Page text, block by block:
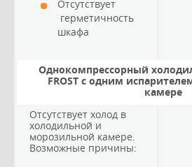
Отсутствует
герметичность
шкафа
Однокомпрессорный
FROST с одним
камере
Отсутствует холод в
холодильной и
морозильной камере.
Возможные причины: